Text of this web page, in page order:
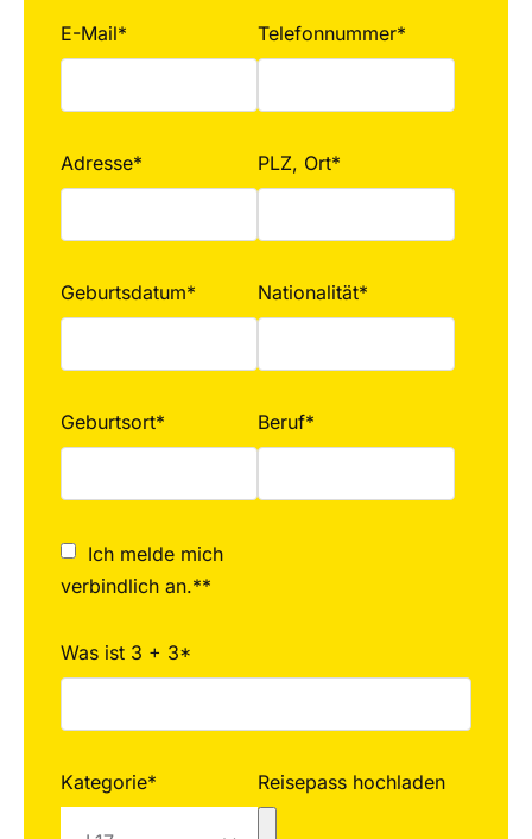
E-Mail* Telefonnummer*
Adresse* PLZ, Ort*
Geburtsdatum* Nationalität*
Geburtsort* Beruf*
Ich melde mich
verbindlich an.**
Was ist 3 + 3*
Kategorie* Reisepass hochladen